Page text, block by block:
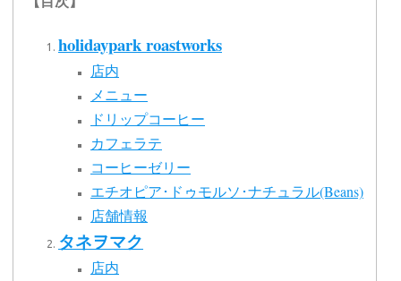
holidaypark roastworks
店内
メニュー
ドリップコーヒー
カフェラテ
コーヒーゼリー
エチオピア･ドゥモルソ･ナチュラル(Beans)
店舗情報
タネヲマク
店内